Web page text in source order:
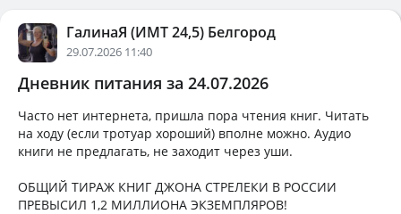
ГалинаЯ (ИМТ 24,5) Белгород
29.07.2026 11:40
Дневник питания за 24.07.2026
Часто нет интернета, пришла пора чтения книг. Читать
на ходу (если тротуар хороший) вполне можно. Аудио
книги не предлагать, не заходит через уши.
ОБЩИЙ ТИРАЖ КНИГ ДЖОНА СТРЕЛЕКИ В РОССИИ
ПРЕВЫСИЛ 1,2 МИЛЛИОНА ЭКЗЕМПЛЯРОВ!